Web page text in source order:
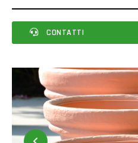
CONTATTI